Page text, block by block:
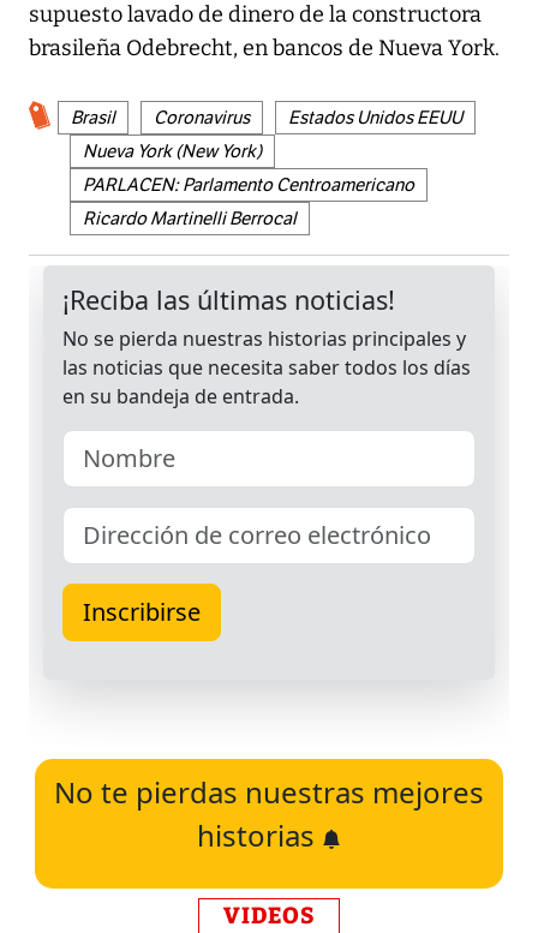
supuesto lavado de dinero de la constructora
brasileña Odebrecht, en bancos de Nueva York.
Brasil Coronavirus
Estados Unidos EEUU
Nueva York (New York)
PARLACEN: Parlamento Centroamericano
Ricardo Martinelli Berrocal
No te pierdas nuestras mejores
historias
VIDEOS